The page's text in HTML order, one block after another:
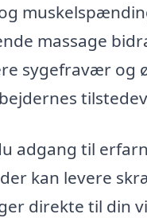
massage
sygefravær og
adgang til
kan levere
direkte til din